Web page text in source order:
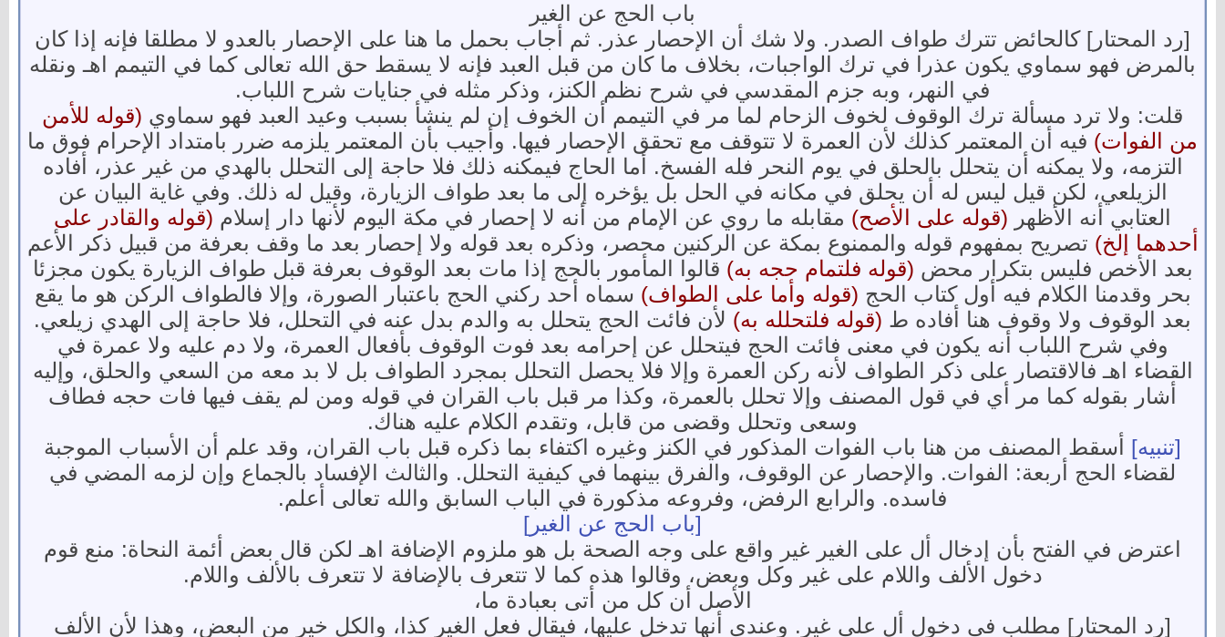
باب الحج عن الغير
[رد المحتار] كالحائض تترك طواف الصدر. ولا شك أن الإحصار عذر. ثم أجاب بحمل ما هنا على الإحصار بالعدو لا مطلقا فإنه إذا كان
بالمرض فهو سماوي يكون عذرا في ترك الواجبات، بخلاف ما كان من قبل العبد فإنه لا يسقط حق الله تعالى كما في التيمم اهـ ونقله
في النهر، وبه جزم المقدسي في شرح نظم الكنز، وذكر مثله في جنايات شرح اللباب.
قلت: ولا ترد مسألة ترك الوقوف لخوف الزحام لما مر في التيمم أن الخوف إن لم ينشأ بسبب وعيد العبد فهو سماوي (قوله للأمن
من الفوات) فيه أن المعتمر كذلك لأن العمرة لا تتوقف مع تحقق الإحصار فيها. وأجيب بأن المعتمر يلزمه ضرر بامتداد الإحرام فوق ما
التزمه، ولا يمكنه أن يتحلل بالحلق في يوم النحر فله الفسخ. أما الحاج فيمكنه ذلك فلا حاجة إلى التحلل بالهدي من غير عذر، أفاده
الزيلعي، لكن قيل ليس له أن يحلق في مكانه في الحل بل يؤخره إلى ما بعد طواف الزيارة، وقيل له ذلك. وفي غاية البيان عن
العتابي أنه الأظهر (قوله على الأصح) مقابله ما روي عن الإمام من أنه لا إحصار في مكة اليوم لأنها دار إسلام (قوله والقادر على
أحدهما إلخ) تصريح بمفهوم قوله والممنوع بمكة عن الركنين محصر، وذكره بعد قوله ولا إحصار بعد ما وقف بعرفة من قبيل ذكر الأعم
بعد الأخص فليس بتكرار محض (قوله فلتمام حجه به) قالوا المأمور بالحج إذا مات بعد الوقوف بعرفة قبل طواف الزيارة يكون مجزئا
بحر وقدمنا الكلام فيه أول كتاب الحج (قوله وأما على الطواف) سماه أحد ركني الحج باعتبار الصورة، وإلا فالطواف الركن هو ما يقع
بعد الوقوف ولا وقوف هنا أفاده ط (قوله فلتحلله به) لأن فائت الحج يتحلل به والدم بدل عنه في التحلل، فلا حاجة إلى الهدي زيلعي.
وفي شرح اللباب أنه يكون في معنى فائت الحج فيتحلل عن إحرامه بعد فوت الوقوف بأفعال العمرة، ولا دم عليه ولا عمرة في
القضاء اهـ فالاقتصار على ذكر الطواف لأنه ركن العمرة وإلا فلا يحصل التحلل بمجرد الطواف بل لا بد معه من السعي والحلق، وإليه
أشار بقوله كما مر أي في قول المصنف وإلا تحلل بالعمرة، وكذا مر قبل باب القران في قوله ومن لم يقف فيها فات حجه فطاف
وسعى وتحلل وقضى من قابل، وتقدم الكلام عليه هناك.
[تنبيه] أسقط المصنف من هنا باب الفوات المذكور في الكنز وغيره اكتفاء بما ذكره قبل باب القران، وقد علم أن الأسباب الموجبة
لقضاء الحج أربعة: الفوات. والإحصار عن الوقوف، والفرق بينهما في كيفية التحلل. والثالث الإفساد بالجماع وإن لزمه المضي في
فاسده. والرابع الرفض، وفروعه مذكورة في الباب السابق والله تعالى أعلم.
[باب الحج عن الغير]
اعترض في الفتح بأن إدخال أل على الغير غير واقع على وجه الصحة بل هو ملزوم الإضافة اهـ لكن قال بعض أئمة النحاة: منع قوم
دخول الألف واللام على غير وكل وبعض، وقالوا هذه كما لا تتعرف بالإضافة لا تتعرف بالألف واللام.
الأصل أن كل من أتى بعبادة ما،
[رد المحتار] مطلب في دخول أل على غير. وعندي أنها تدخل عليها، فيقال فعل الغير كذا، والكل خير من البعض، وهذا لأن الألف